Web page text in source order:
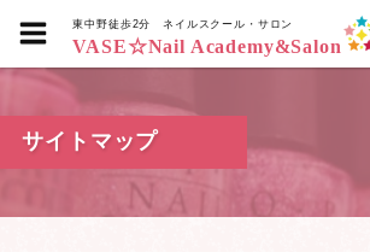
東中野徒歩2分ネイルスクール・サロン
VASE☆Nail Academy&Salon
サイトマップ